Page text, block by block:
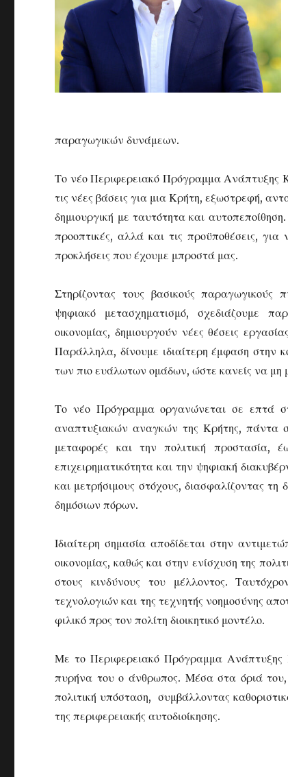
παραγωγικών δυνάμεων.
Το νέο Περιφερειακό Πρόγραμμα Ανάπτυξης
τις νέες βάσεις για μια Κρήτη, εξωστρεφή,
δημιουργική με ταυτότητα και
προοπτικές, αλλά και τις προϋποθέσεις,
προκλήσεις που έχουμε μπροστά μας.
Στηρίζοντας τους βασικούς παραγωγικούς
ψηφιακό μετασχηματισμό, σχεδιάζουμε
οικονομίας, δημιουργούν νέες θέσεις
Παράλληλα, δίνουμε ιδιαίτερη έμφαση στην
των πιο ευάλωτων ομάδων, ώστε κανείς να μη
Το νέο Πρόγραμμα οργανώνεται σε επτά
αναπτυξιακών αναγκών της Κρήτης, πάντα
μεταφορές και την πολιτική προστασία,
επιχειρηματικότητα και την ψηφιακή
και μετρήσιμους στόχους, διασφαλίζοντας
δημόσιων πόρων.
Ιδιαίτερη σημασία αποδίδεται στην
οικονομίας, καθώς και στην ενίσχυση της
στους κινδύνους του μέλλοντος.
τεχνολογιών και της τεχνητής νοημοσύνης
φιλικό προς τον πολίτη διοικητικό μοντέλο.
Με το Περιφερειακό Πρόγραμμα Ανάπτυξης
πυρήνα του ο άνθρωπος. Μέσα στα όριά
πολιτική υπόσταση, συμβάλλοντας
της περιφερειακής αυτοδιοίκησης.